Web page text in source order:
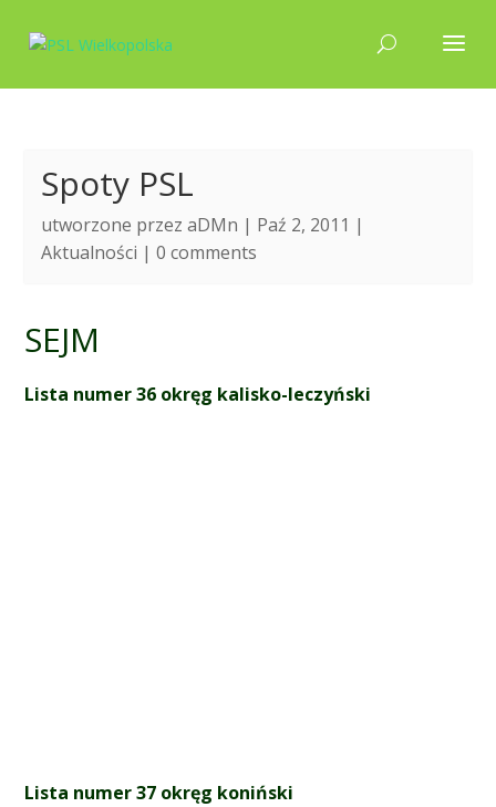
Spoty PSL
utworzone przezaDMn | Paź 2, 2011 |
Aktualności |0 comments
SEJM
Lista numer 36 okręg kalisko-leczyński
Lista numer 37 okręg koniński